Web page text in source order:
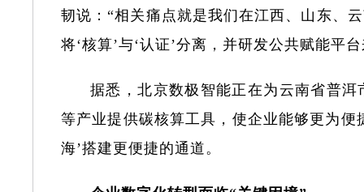
韧说：“相关痛点就是我们在江西、山东、
将‘核算’与‘认证’分离，并研发公共赋能平
据悉，北京数极智能正在为云南省普
等产业提供碳核算工具，使企业能够更为
海’搭建更便捷的通道。